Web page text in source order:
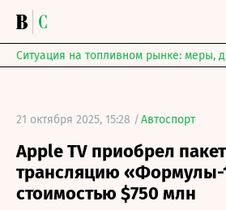
Ситуация на топливном рынке: меры,
21 октября 2025, 15:28 /Автоспорт
Apple TV приобрел
трансляцию
стоимостью $750 млн